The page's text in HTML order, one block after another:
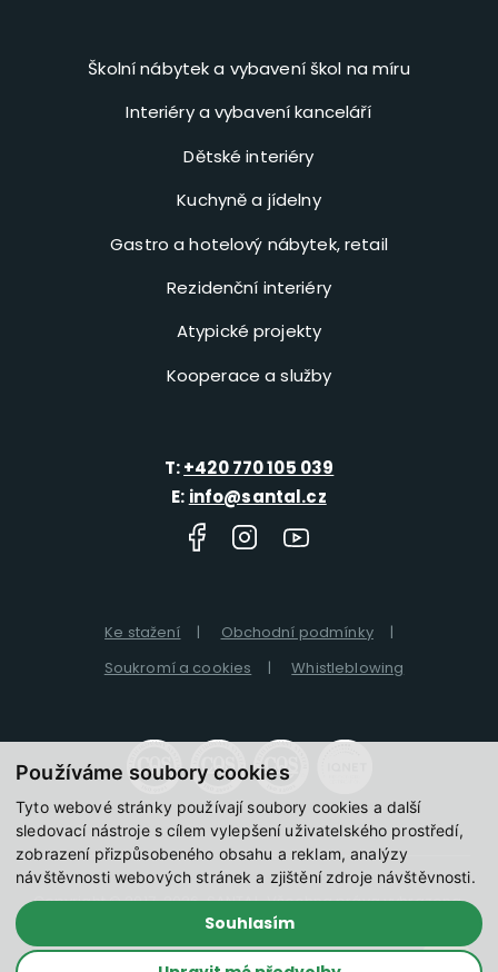
Používáme soubory cookies
Tyto webové stránky používají soubory cookies a další
sledovací nástroje s cílem vylepšení uživatelského prostředí,
zobrazení přizpůsobeného obsahu a reklam, analýzy
návštěvnosti webových stránek a zjištění zdroje návštěvnosti.
Souhlasím
Školní nábytek a vybavení škol na míru
Interiéry a vybavení kanceláří
Dětské interiéry
Kuchyně a jídelny
Gastro a hotelový nábytek, retail
Rezidenční interiéry
Atypické projekty
Kooperace a služby
T:+420 770 105 039
E: info@santal.cz
Ke stažení
Obchodní podmínky
Soukromí a cookies
Whistleblowing
Copyright © 2017-2026, SANTAL, Všechna práva vyhrazena.
Created by